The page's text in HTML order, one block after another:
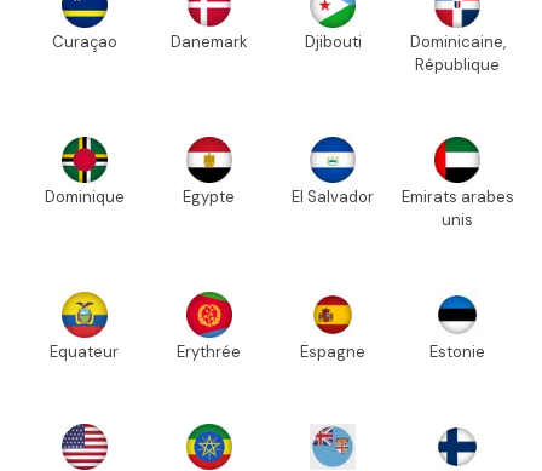
Curaçao Danemark Djibouti
Dominicaine,
République
Dominique Egypte El Salvador
Emirats arabes
unis
Equateur Erythrée Espagne Estonie